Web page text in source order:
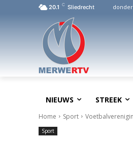
20.1 C Sliedrecht
NIEUWS STREEK
Home Sport
Sport